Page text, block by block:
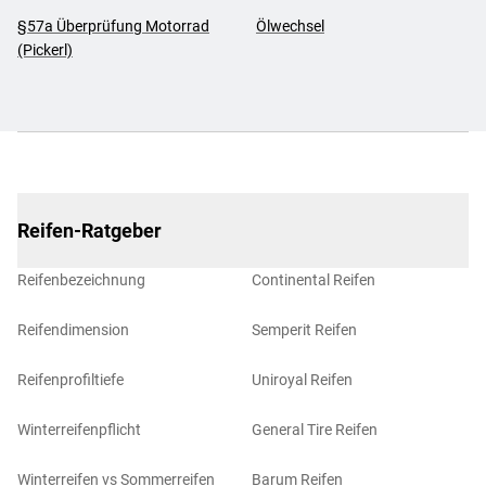
§57a Überprüfung Motorrad
(Pickerl)
Ölwechsel
Reifen-Ratgeber
Reifenbezeichnung
Reifendimension
Reifenprofiltiefe
Winterreifenpflicht
Winterreifen vs Sommerreifen
Continental Reifen
Semperit Reifen
Uniroyal Reifen
General Tire Reifen
Barum Reifen